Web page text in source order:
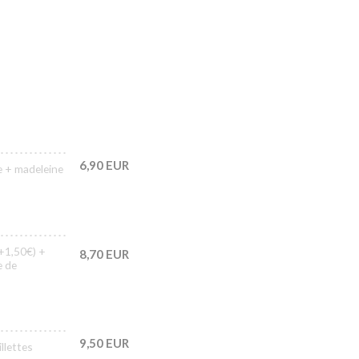
+ madeleine
6,90 EUR
+
de
8,70 EUR
9,50 EUR